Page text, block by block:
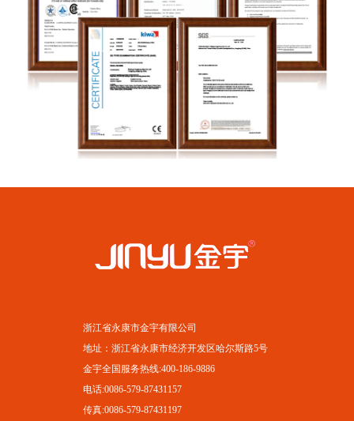
浙江省永康市金宇有限公司
地址：浙江省永康市经济开发区哈尔斯路5号
金宇全国服务热线:400-186-9886
电话:0086-579-87431157
传真:0086-579-87431197